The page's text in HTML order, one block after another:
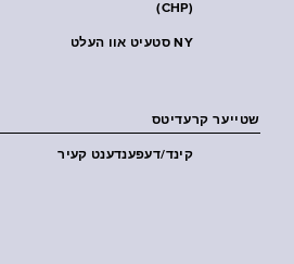
(CHP)
NY סטעיט אוו העלט
שטייער קרעדיטס
קינד/דעפענדענט קעיר